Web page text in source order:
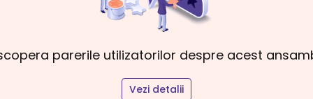
parerile utilizatorilor despre acest
Vezi detalii